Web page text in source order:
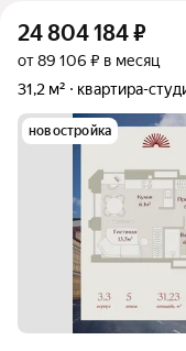
24 804 184₽
от 89 106 ₽ в месяц
31,2 м²
квартира-
новостройка